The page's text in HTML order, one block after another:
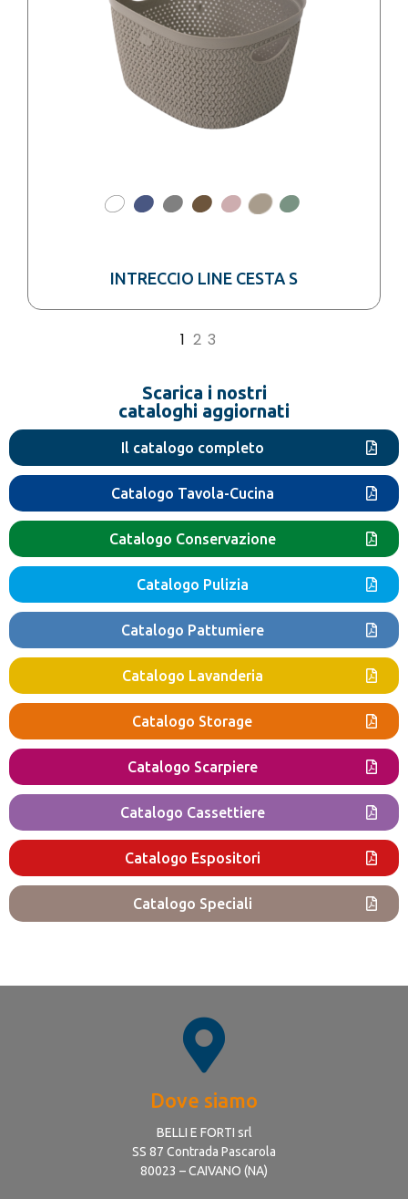
INTRECCIO LINE CESTA S
1 2 3
Scarica i nostri
cataloghi aggiornati
Il catalogo completo
Catalogo Tavola-Cucina
Catalogo Conservazione
Catalogo Pulizia
Catalogo Pattumiere
Catalogo Lavanderia
Catalogo Storage
Catalogo Scarpiere
Catalogo Cassettiere
Catalogo Espositori
Catalogo Speciali
Dove siamo
BELLI E FORTI srl
SS 87 Contrada Pascarola
80023 – CAIVANO (NA)